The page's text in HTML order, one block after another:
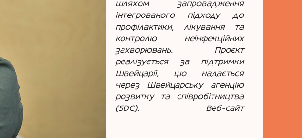
шляхом запровадження
інтегрованого підходу до
профілактики, лікування та
контролю неінфекційних
захворювань. Проєкт
реалізується за підтримки
Швейцарії, що надається
через Швейцарську агенцію
розвитку та співробітництва
(SDC). Веб-сайт